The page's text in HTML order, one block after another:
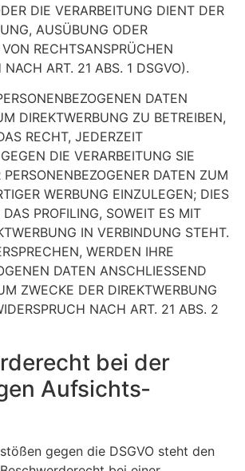
DIE VERARBEITUNG DIENT DER
AUSÜBUNG ODER
RECHTSANSPRÜCHEN
NACH ART. 21 ABS. 1 DSGVO).
DATEN
DIREKTWERBUNG ZU BETREIBEN,
RECHT, JEDERZEIT
DIE VERARBEITUNG SIE
PERSONENBEZOGENER DATEN ZUM
WERBUNG EINZULEGEN; DIES
PROFILING, SOWEIT ES MIT
IN VERBINDUNG STEHT.
WERDEN IHRE
DATEN ANSCHLIESSEND
ZWECKE DER DIREKTWERBUNG
NACH ART. 21 ABS. 2
bei der
Aufsichts­
gegen die DSGVO steht den